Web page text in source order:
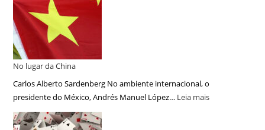
No lugar da China
Carlos Alberto Sardenberg No ambiente internacional, o
presidente do México, Andrés Manuel López… Leia mais